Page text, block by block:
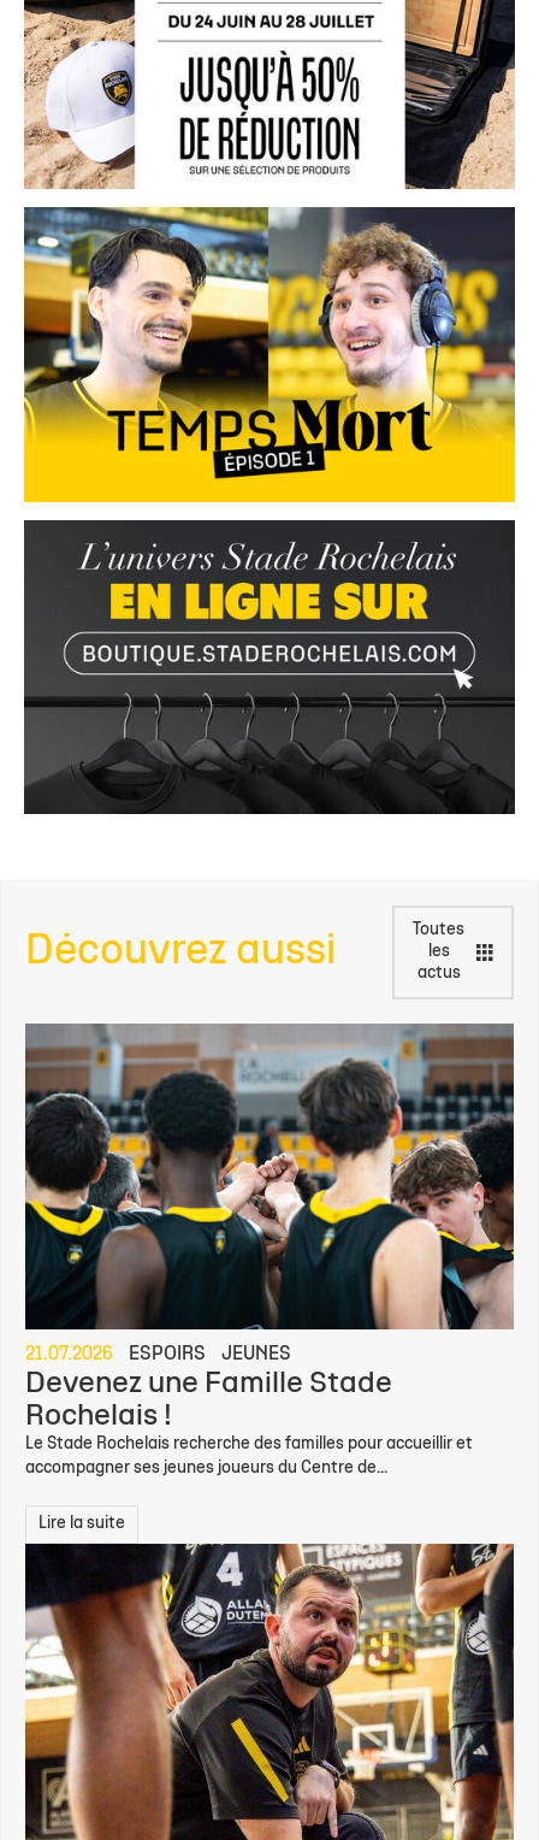
Découvrez aussi
Toutes
les
actus
21.07.2026 ESPOIRS JEUNES
Devenez une Famille Stade
Rochelais !
Le Stade Rochelais recherche des familles pour accueillir et
accompagner ses jeunes joueurs du Centre de...
Lire la suite